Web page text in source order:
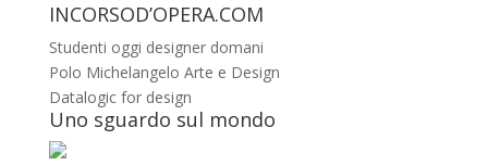
INCORSOD’OPERA.COM
Studenti oggi designer domani
Polo Michelangelo Arte e Design
Datalogic for design
Uno sguardo sul mondo